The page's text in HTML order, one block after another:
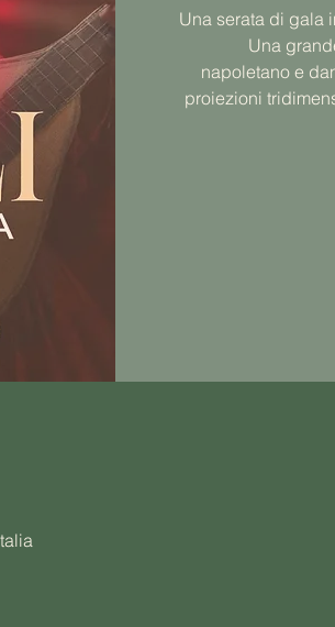
Una serata di gala
Una
napoletano e
proiezioni